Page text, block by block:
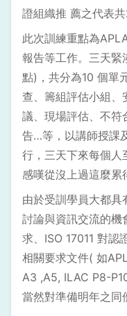
證組織推 薦之代表共
此次訓練重點為
報告等工作。三天
點)，共分為10 個單
查、籌組評估小組、
議、現場評估、不符
告…等，以講師授課
行，三天下來每個人
感嘆從沒上過這麼累
由於受訓學員大都具
討論與資訊交流的機
求、ISO 17011 對認
相關要求文件( 如
A3 ,A5, ILAC P8-
當然對準備明年之同